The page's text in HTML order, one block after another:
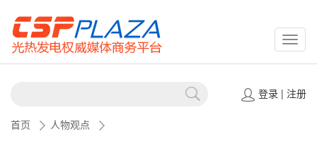
登录| 注册
首页 人物观点